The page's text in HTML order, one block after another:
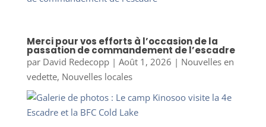
Merci pour vos efforts à l’occasion de la
passation de commandement de l’escadre
par David Redecopp| Août 1, 2026 | Nouvelles en
vedette, Nouvelles locales